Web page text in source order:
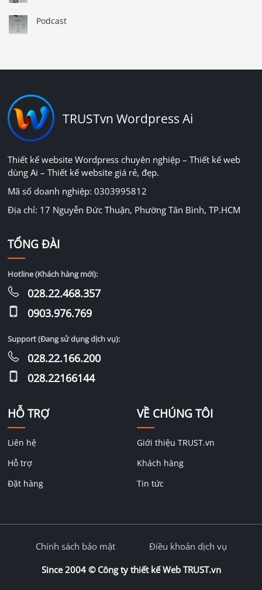
Podcast
TRUSTvn Wordpress Ai
Thiết kế website Wordpress chuyên nghiệp – Thiết kế web
dùng Ai – Thiết kế website giá rẻ, đẹp.
Mã số doanh nghiệp: 0303995812
Địa chỉ: 17 Nguyễn Đức Thuận, Phường Tân Bình, TP.HCM
HỖ TRỢ
Liên hệ
Hỗ trợ
Đặt hàng
VỀ CHÚNG TÔI
Giới thiệu TRUST.vn
Khách hàng
Tin tức
TỔNG ĐÀI
Hotline (Khách hàng mới):
028.22.468.357
0903.976.769
Support (Đang sử dụng dịch vụ):
028.22.166.200
028.22166144
Since 2004 © Công ty thiết kế Web TRUST.vn
Chính sách bảo mật Điều khoản dịch vụ